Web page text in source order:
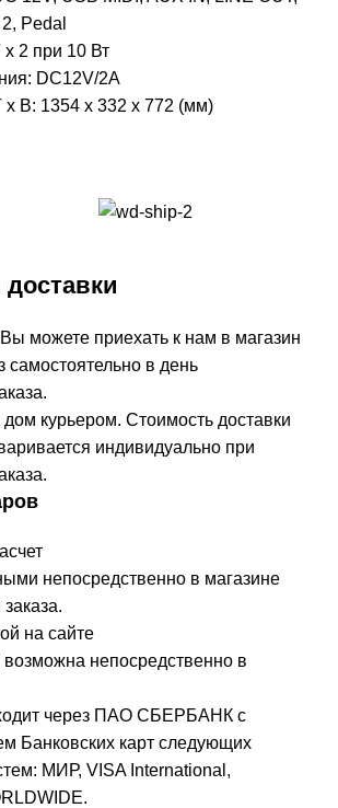
Pedal
2 при 10 Вт
DC12V/2A
В: 1354 x 332 x 772 (мм)
можете приехать к нам в магазин
самостоятельно в день
дом курьером. Стоимость доставки
индивидуально при
непосредственно в магазине
на сайте
возможна непосредственно в
через ПАО СБЕРБАНК с
Банковских карт следующих
МИР, VISA International,